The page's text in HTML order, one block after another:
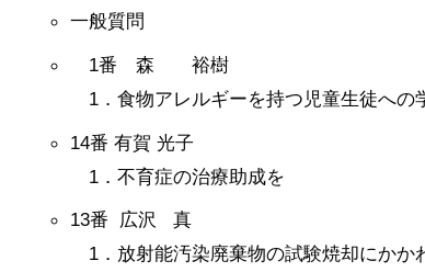
一般質問
1番 森 裕樹
1．食物アレルギーを持つ児童生徒への
14番 有賀 光子
1．不育症の治療助成を
13番 広沢 真
1．放射能汚染廃棄物の試験焼却にかか